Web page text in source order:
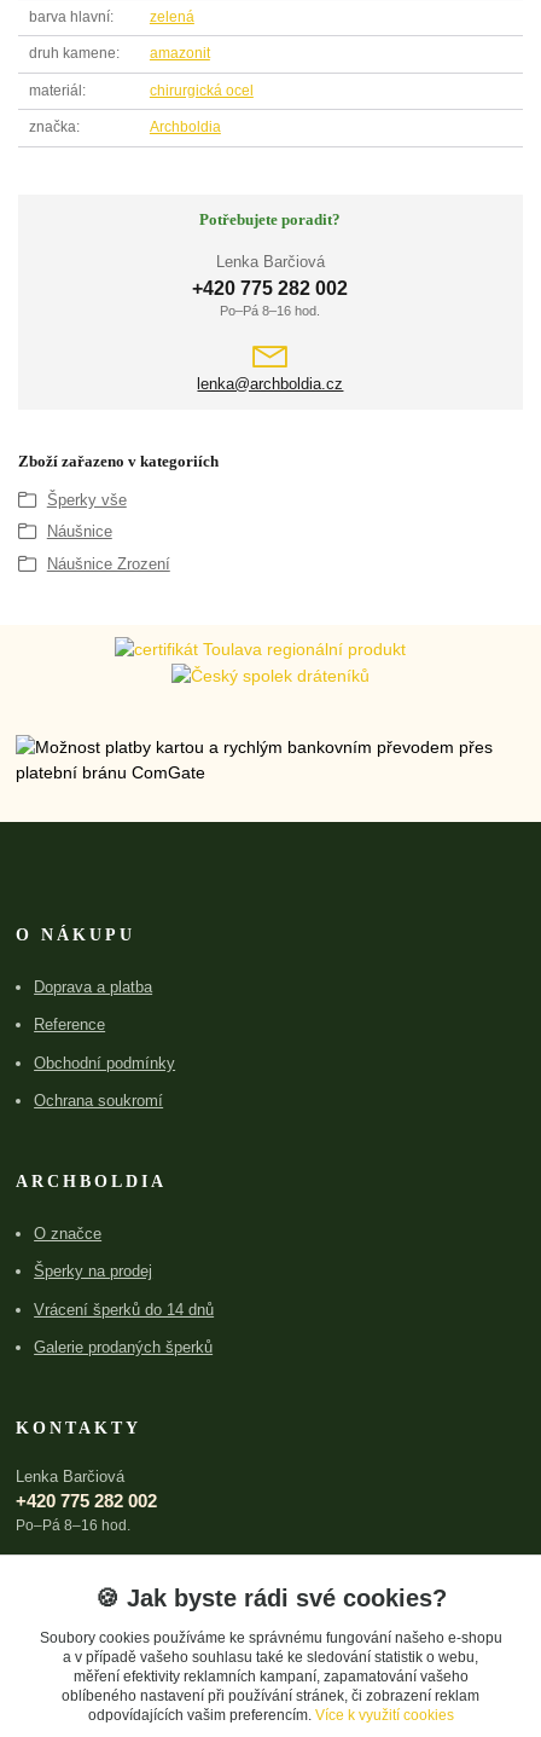
barva hlavní zelená
druh kamene amazonit
materiál chirurgická ocel
značka Archboldia
Potřebujete poradit?
Lenka Barčiová
+420 775 282 002
Po–Pá 8–16 hod.
lenka@archboldia.cz
Zboží zařazeno v kategoriích
Šperky vše
Náušnice
Náušnice Zrození
O NÁKUPU
Doprava a platba
Reference
Obchodní podmínky
Ochrana soukromí
ARCHBOLDIA
O značce
Šperky na prodej
Vrácení šperků do 14 dnů
Galerie prodaných šperků
KONTAKTY
Lenka Barčiová
+420 775 282 002
Po–Pá 8–16 hod.
🍪 Jak byste rádi své cookies?
Soubory cookies používáme ke správnému fungování našeho e-shopu
a v případě vašeho souhlasu také ke sledování statistik o webu,
měření efektivity reklamních kampaní, zapamatování vašeho
oblíbeného nastavení při používání stránek, či zobrazení reklam
odpovídajících vašim preferencím. Více k využití cookies